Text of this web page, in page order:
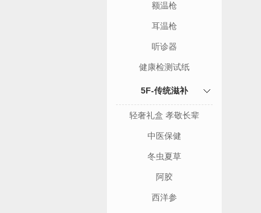
额温枪
耳温枪
听诊器
健康检测试纸
5F-传统滋补
轻奢礼盒 孝敬长辈
中医保健
冬虫夏草
阿胶
西洋参